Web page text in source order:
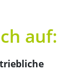
auf: